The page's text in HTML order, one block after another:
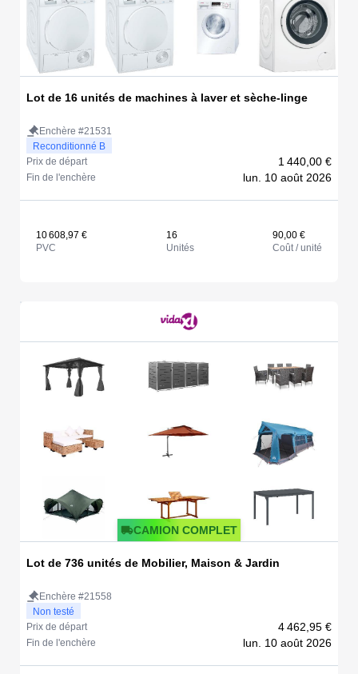
Lot de 16 unités de machines à laver et sèche-linge
Enchère #21531
Reconditionné B
Prix de départ
1 440,00 €
Fin de l'enchère lun. 10 août 2026
10 608,97 €
PVC
16
Unités
90,00 €
Coût / unité
CAMION COMPLET
Lot de 736 unités de Mobilier, Maison & Jardin
Enchère #21558
Non testé
Prix de départ
4 462,95 €
Fin de l'enchère lun. 10 août 2026